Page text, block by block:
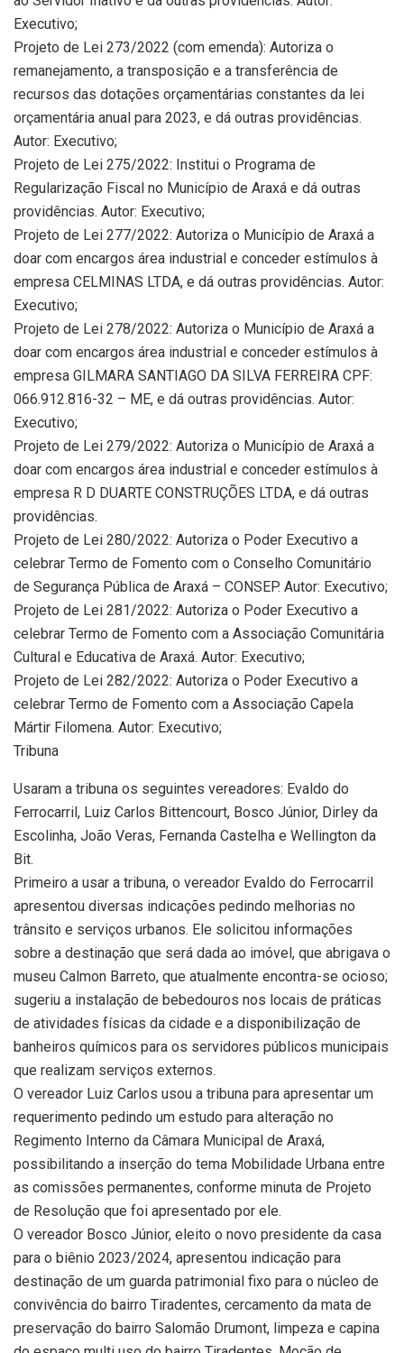
Executivo;
Projeto de Lei 273/2022 (com emenda): Autoriza o
remanejamento, a transposição e a transferência de
recursos das dotações orçamentárias constantes da lei
orçamentária anual para 2023, e dá outras providências.
Autor: Executivo;
Projeto de Lei 275/2022: Institui o Programa de
Regularização Fiscal no Município de Araxá e dá outras
providências. Autor: Executivo;
Projeto de Lei 277/2022: Autoriza o Município de Araxá a
doar com encargos área industrial e conceder estímulos à
empresa CELMINAS LTDA, e dá outras providências. Autor:
Executivo;
Projeto de Lei 278/2022: Autoriza o Município de Araxá a
doar com encargos área industrial e conceder estímulos à
empresa GILMARA SANTIAGO DA SILVA FERREIRA CPF:
066.912.816-32 – ME, e dá outras providências. Autor:
Executivo;
Projeto de Lei 279/2022: Autoriza o Município de Araxá a
doar com encargos área industrial e conceder estímulos à
empresa R D DUARTE CONSTRUÇÕES LTDA, e dá outras
providências.
Projeto de Lei 280/2022: Autoriza o Poder Executivo a
celebrar Termo de Fomento com o Conselho Comunitário
de Segurança Pública de Araxá – CONSEP. Autor: Executivo;
Projeto de Lei 281/2022: Autoriza o Poder Executivo a
celebrar Termo de Fomento com a Associação Comunitária
Cultural e Educativa de Araxá. Autor: Executivo;
Projeto de Lei 282/2022: Autoriza o Poder Executivo a
celebrar Termo de Fomento com a Associação Capela
Mártir Filomena. Autor: Executivo;
Tribuna
Usaram a tribuna os seguintes vereadores: Evaldo do
Ferrocarril, Luiz Carlos Bittencourt, Bosco Júnior, Dirley da
Escolinha, João Veras, Fernanda Castelha e Wellington da
Bit.
Primeiro a usar a tribuna, o vereador Evaldo do Ferrocarril
apresentou diversas indicações pedindo melhorias no
trânsito e serviços urbanos. Ele solicitou informações
sobre a destinação que será dada ao imóvel, que abrigava o
museu Calmon Barreto, que atualmente encontra-se ocioso;
sugeriu a instalação de bebedouros nos locais de práticas
de atividades físicas da cidade e a disponibilização de
banheiros químicos para os servidores públicos municipais
que realizam serviços externos.
O vereador Luiz Carlos usou a tribuna para apresentar um
requerimento pedindo um estudo para alteração no
Regimento Interno da Câmara Municipal de Araxá,
possibilitando a inserção do tema Mobilidade Urbana entre
as comissões permanentes, conforme minuta de Projeto
de Resolução que foi apresentado por ele.
O vereador Bosco Júnior, eleito o novo presidente da casa
para o biênio 2023/2024, apresentou indicação para
destinação de um guarda patrimonial fixo para o núcleo de
convivência do bairro Tiradentes, cercamento da mata de
preservação do bairro Salomão Drumont, limpeza e capina